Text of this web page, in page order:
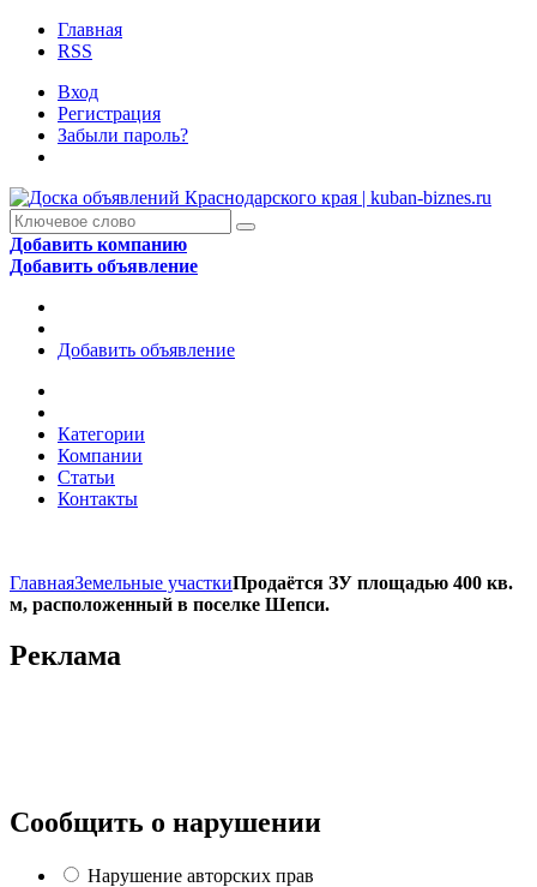
Главная
RSS
Вход
Регистрация
Забыли пароль?
Добавить компанию
Добавить объявление
Добавить объявление
Категории
Компании
Статьи
Контакты
ГлавнаяЗемельные участкиПродаётся ЗУ площадью 400 кв.
м, расположенный в поселке Шепси.
Реклама
Сообщить о нарушении
Нарушение авторских прав